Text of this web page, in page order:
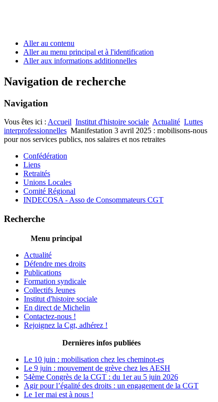
Aller au contenu
Aller au menu principal et à l'identification
Aller aux informations additionnelles
Navigation de recherche
Navigation
Vous êtes ici : Accueil Institut d'histoire sociale Actualité Luttes
interprofessionnelles Manifestation 3 avril 2025 : mobilisons-nous
pour nos services publics, nos salaires et nos retraites
Confédération
Liens
Retraités
Unions Locales
Comité Régional
INDECOSA - Asso de Consommateurs CGT
Recherche
Menu principal
Actualité
Défendre mes droits
Publications
Formation syndicale
Collectifs Jeunes
Institut d'histoire sociale
En direct de Michelin
Contactez-nous !
Rejoignez la Cgt, adhérez !
Dernières infos publiées
Le 10 juin : mobilisation chez les cheminot-es
Le 9 juin : mouvement de grève chez les AESH
54ème Congrès de la CGT : du 1er au 5 juin 2026
Agir pour l’égalité des droits : un engagement de la CGT
Le 1er mai est à nous !